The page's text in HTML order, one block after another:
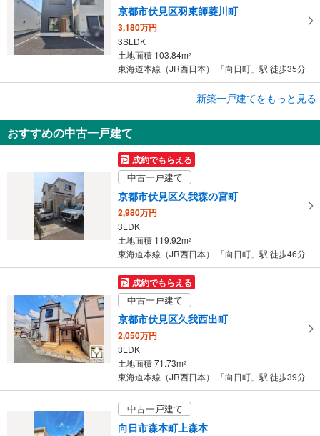
京都市伏見区羽束師菱川町
3,180万円
3SLDK
土地面積 103.84m2
東海道本線（JR西日本） 「向日町」駅 徒歩35分
京都市伏見区羽束師菱川町
2,680万円
3SLDK
土地面積 127.08m
東海道本線（JR西日本） 「向日町」駅 徒歩35分
新築一戸建てをもっと見る
おすすめの中古一戸建て
成約でもらえる
中古一戸建て
京都市伏見区久我森の宮町
2,980万円
3LDK
土地面積 119.92m2
東海道本線（JR西日本） 「向日町」駅 徒歩46分
成約でもらえる
中古一戸建て
京都市伏見区久我西出町
2,050万円
3LDK
土地面積 71.73m2
東海道本線（JR西日本） 「向日町」駅 徒歩39分
中古一戸建て
向日市森本町上森本